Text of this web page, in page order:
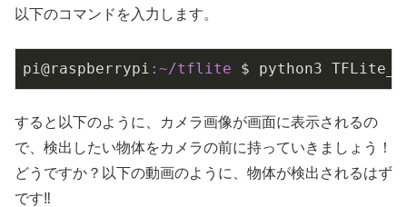
以下のコマンドを入力します。
pi@raspberrypi :~/tflite
すると以下のように、カメラ画像が画面に表示されるの
で、検出したい物体をカメラの前に持っていきましょう！
どうですか？以下の動画のように、物体が検出されるはず
です‼️